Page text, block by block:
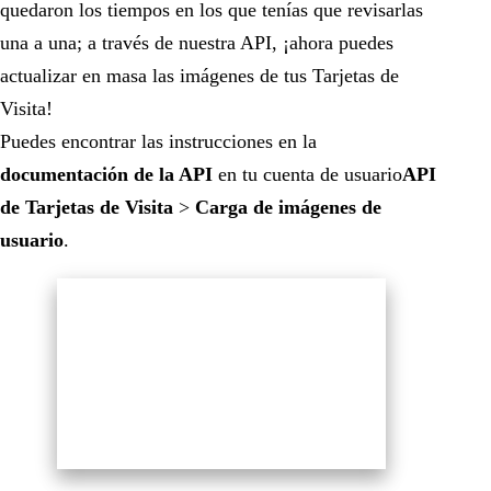
quedaron los tiempos en los que tenías que revisarlas
una a una; a través de nuestra API, ¡ahora puedes
actualizar en masa las imágenes de tus Tarjetas de
Visita!
Puedes encontrar las instrucciones en la
documentación de la API en tu cuenta de usuarioAPI
de Tarjetas de Visita > Carga de imágenes de
usuario.